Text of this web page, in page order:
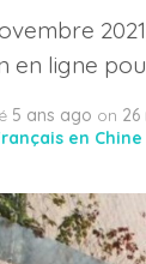
en ligne
5 ans ago on 26
en Chine